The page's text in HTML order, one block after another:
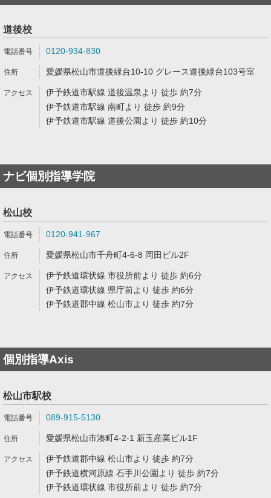
道後校
0120-934-830
愛媛県松山市道後緑台10-10 グレース道後緑台103号室
伊予鉄道市駅線 道後温泉より 徒歩 約7分
伊予鉄道市駅線 南町より 徒歩 約9分
伊予鉄道市駅線 道後公園より 徒歩 約10分
ナビ個別指導学院
松山校
0120-941-967
愛媛県松山市千舟町4-6-8 岡田ビル2F
伊予鉄道環状線 市役所前より 徒歩 約6分
伊予鉄道環状線 県庁前より 徒歩 約6分
伊予鉄道郡中線 松山市より 徒歩 約7分
個別指導Axis
松山市駅校
089-915-5130
愛媛県松山市湊町4-2-1 新玉産業ビル1F
伊予鉄道郡中線 松山市より 徒歩 約7分
伊予鉄道横河原線 石手川公園より 徒歩 約7分
伊予鉄道環状線 市役所前より 徒歩 約7分